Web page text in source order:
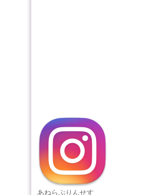
あねらぷりんせす